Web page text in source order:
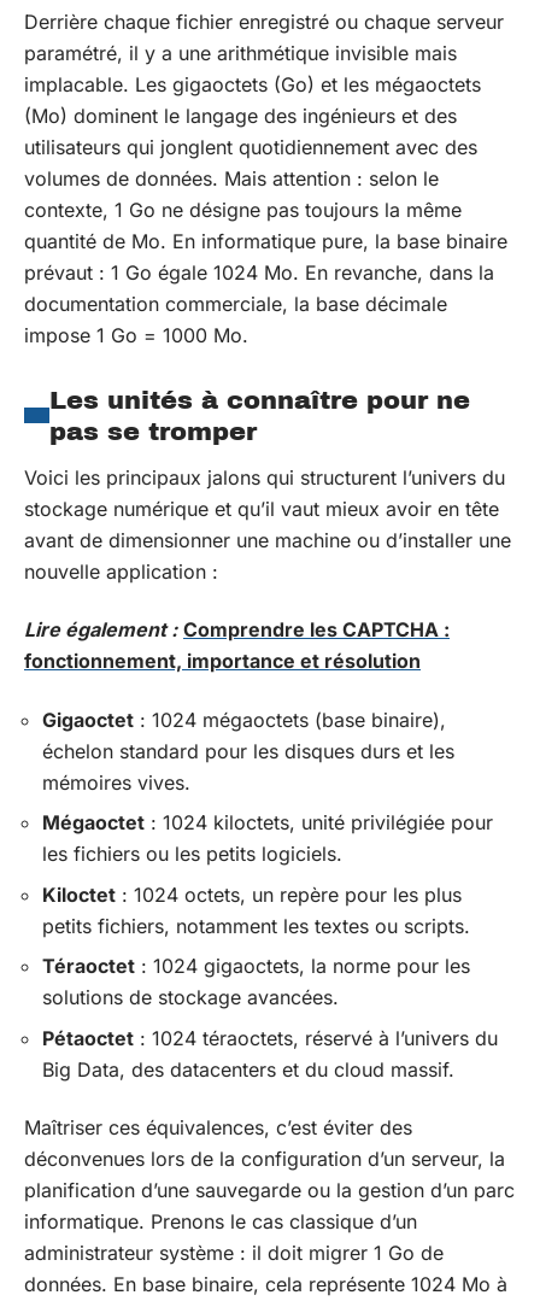
Derrière chaque fichier enregistré ou chaque serveur
paramétré, il y a une arithmétique invisible mais
implacable. Les gigaoctets (Go) et les mégaoctets
(Mo) dominent le langage des ingénieurs et des
utilisateurs qui jonglent quotidiennement avec des
volumes de données. Mais attention : selon le
contexte, 1 Go ne désigne pas toujours la même
quantité de Mo. En informatique pure, la base binaire
prévaut : 1 Go égale 1024 Mo. En revanche, dans la
documentation commerciale, la base décimale
impose 1 Go = 1000 Mo.
Les unités à connaître pour ne
pas se tromper
Voici les principaux jalons qui structurent l’univers du
stockage numérique et qu’il vaut mieux avoir en tête
avant de dimensionner une machine ou d’installer une
nouvelle application :
Lire également : Comprendre les CAPTCHA :
fonctionnement, importance et résolution
Gigaoctet : 1024 mégaoctets (base binaire),
échelon standard pour les disques durs et les
mémoires vives.
Mégaoctet : 1024 kiloctets, unité privilégiée pour
les fichiers ou les petits logiciels.
Kiloctet : 1024 octets, un repère pour les plus
petits fichiers, notamment les textes ou scripts.
Téraoctet : 1024 gigaoctets, la norme pour les
solutions de stockage avancées.
Pétaoctet : 1024 téraoctets, réservé à l’univers du
Big Data, des datacenters et du cloud massif.
Maîtriser ces équivalences, c’est éviter des
déconvenues lors de la configuration d’un serveur, la
planification d’une sauvegarde ou la gestion d’un parc
informatique. Prenons le cas classique d’un
administrateur système : il doit migrer 1 Go de
données. En base binaire, cela représente 1024 Mo à